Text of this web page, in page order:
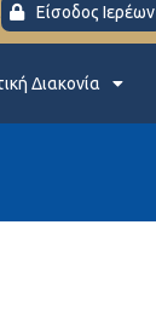
Είσοδος Ιερέων
Διακονία